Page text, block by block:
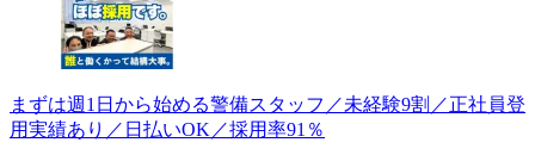
まずは週1日から始める警備スタッフ／未経験9割／正社員登
用実績あり／日払いOK／採用率91％